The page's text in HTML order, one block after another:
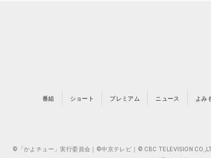
番組 ショート プレミアム ニュース よみ
©「かよチュー」実行委員会｜©中京テレビ｜© CBC TELEVISION